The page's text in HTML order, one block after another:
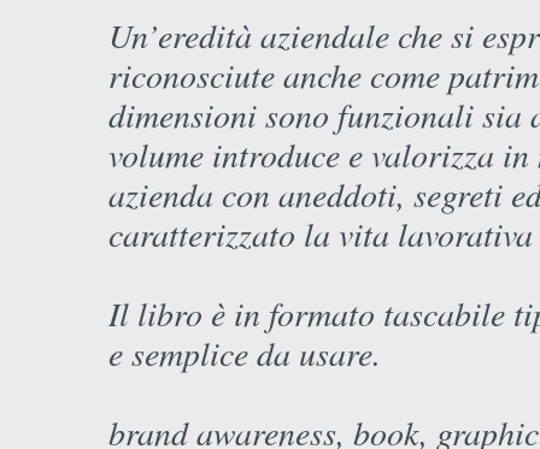
Un’eredità aziendale che si
riconosciute anche come
dimensioni sono funzionali
volume introduce e valorizza
azienda con aneddoti, segreti
caratterizzato la vita
Il libro è in formato tascabile
e semplice da usare.
brand awareness, book,